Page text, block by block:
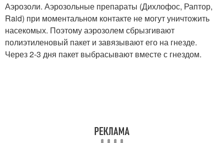
Аэрозоли. Аэрозольные препараты (Дихлофос, Раптор,
Raid) при моментальном контакте не могут уничтожить
насекомых. Поэтому аэрозолем сбрызгивают
полиэтиленовый пакет и завязывают его на гнезде.
Через 2-3 дня пакет выбрасывают вместе с гнездом.